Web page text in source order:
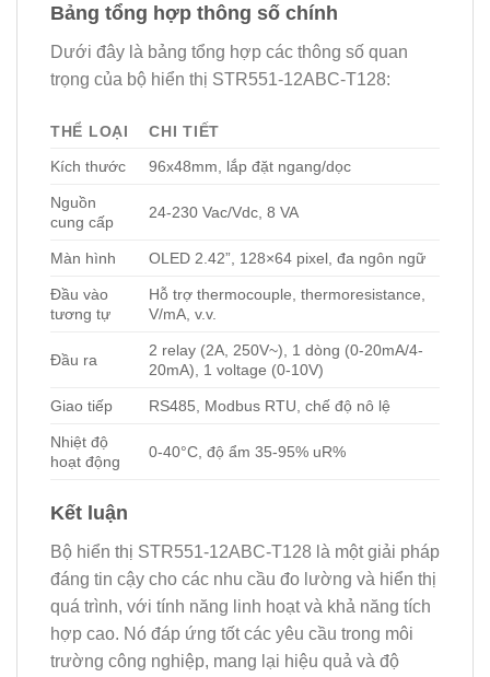
Bảng tổng hợp thông số chính
Dưới đây là bảng tổng hợp các thông số quan
trọng của bộ hiển thị STR551-12ABC-T128:
THỂ LOẠI
CHI TIẾT
Kích thước
96x48mm, lắp đặt ngang/dọc
Nguồn
cung cấp
24-230 Vac/Vdc, 8 VA
Màn hình OLED 2.42”, 128×64 pixel, đa ngôn ngữ
Đầu vào
tương tự
Hỗ trợ thermocouple, thermoresistance,
V/mA, v.v.
Đầu ra
2 relay (2A, 250V~), 1 dòng (0-20mA/4-
20mA), 1 voltage (0-10V)
Giao tiếp RS485, Modbus RTU, chế độ nô lệ
Nhiệt độ
hoạt động
0-40°C, độ ẩm 35-95% uR%
Kết luận
Bộ hiển thị STR551-12ABC-T128 là một giải pháp
đáng tin cậy cho các nhu cầu đo lường và hiển thị
quá trình, với tính năng linh hoạt và khả năng tích
hợp cao. Nó đáp ứng tốt các yêu cầu trong môi
trường công nghiệp, mang lại hiệu quả và độ